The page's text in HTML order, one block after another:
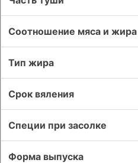
Соотношение мяса и жира
Тип жира
Срок вяления
Специи при засолке
Форма выпуска